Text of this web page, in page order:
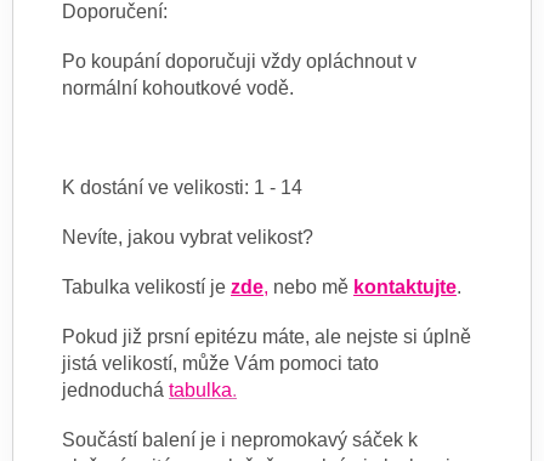
Doporučení:
Po koupání doporučuji vždy opláchnout v
normální kohoutkové vodě.
K dostání ve velikosti: 1 - 14
Nevíte, jakou vybrat velikost?
Tabulka velikostí je zde, nebo mě kontaktujte.
Pokud již prsní epitézu máte, ale nejste si úplně
jistá velikostí, může Vám pomoci tato
jednoduchá tabulka.
Součástí balení je i nepromokavý sáček k